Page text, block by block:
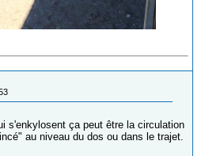
s'enkylosent ça peut être la circulation
au niveau du dos ou dans le trajet.